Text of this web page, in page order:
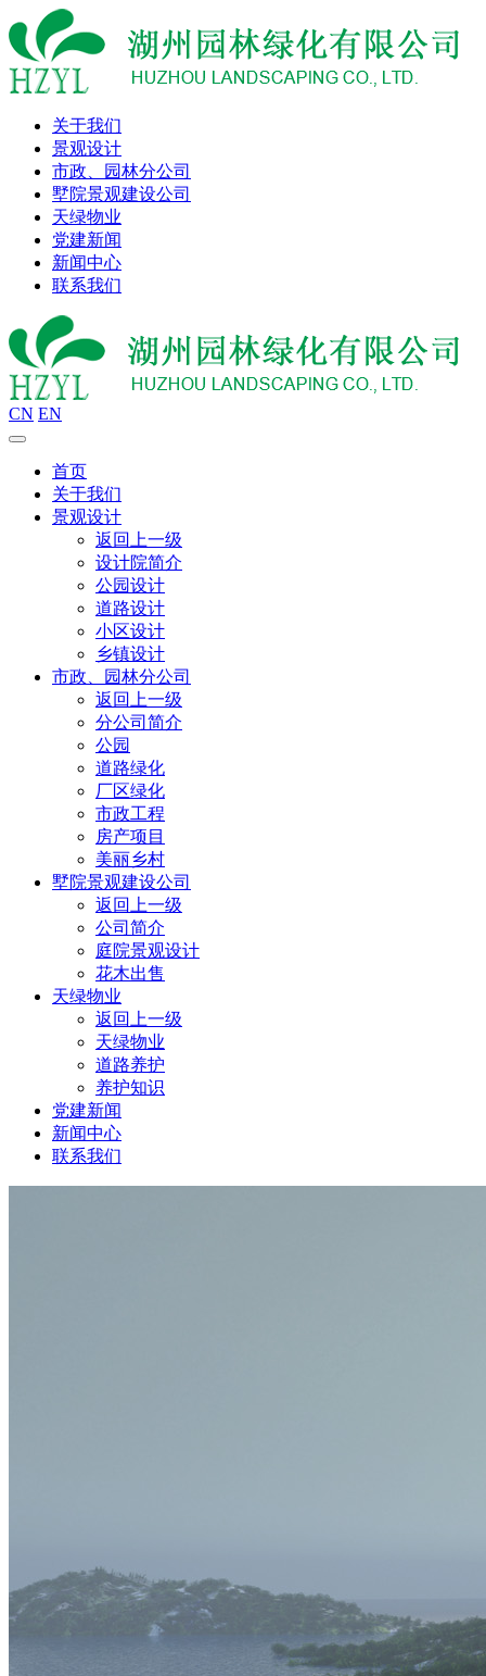
关于我们
景观设计
市政、园林分公司
墅院景观建设公司
天绿物业
党建新闻
新闻中心
联系我们
CN EN
首页
关于我们
景观设计
返回上一级
设计院简介
公园设计
道路设计
小区设计
乡镇设计
市政、园林分公司
返回上一级
分公司简介
公园
道路绿化
厂区绿化
市政工程
房产项目
美丽乡村
墅院景观建设公司
返回上一级
公司简介
庭院景观设计
花木出售
天绿物业
返回上一级
天绿物业
道路养护
养护知识
党建新闻
新闻中心
联系我们